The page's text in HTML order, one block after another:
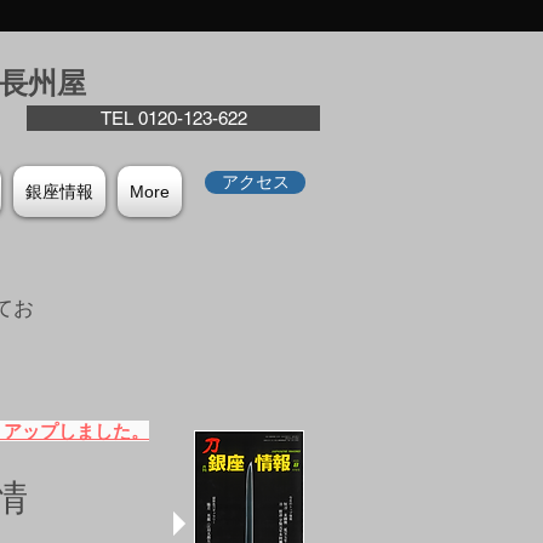
州屋
TEL 0120-123-622
銀座情報 More アクセス
お
ップしました。